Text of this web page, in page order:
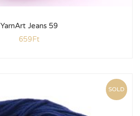
YarnArt Jeans 59
659Ft
SOLD